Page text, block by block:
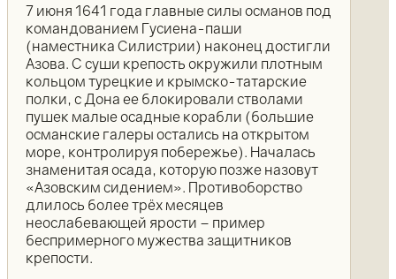
7 июня 1641 года главные силы османов под
командованием Гусиена-паши
(наместника Силистрии) наконец достигли
Азова. С суши крепость окружили плотным
кольцом турецкие и крымско-татарские
полки, с Дона ее блокировали стволами
пушек малые осадные корабли (большие
османские галеры остались на открытом
море, контролируя побережье). Началась
знаменитая осада, которую позже назовут
«Азовским сидением». Противоборство
длилось более трёх месяцев
неослабевающей ярости – пример
беспримерного мужества защитников
крепости.